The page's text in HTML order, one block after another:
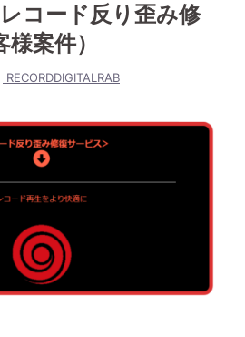
コード反り歪み修
案件）
RECORDDIGITALRAB